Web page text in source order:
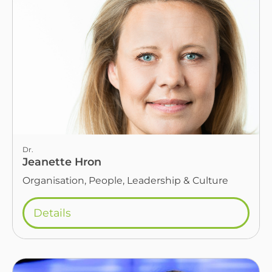
Dr.
Jeanette Hron
Organisation, People, Leadership & Culture
Details